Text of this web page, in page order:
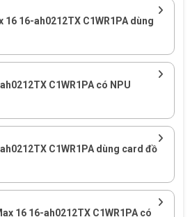
C1WR1PA phù hợp với người
cấp, GPU RTX 5090 24GB và màn
16 16-ah0212TX C1WR1PA dùng
C1WR1PA có NPU
C1WR1PA dùng card đồ
16 16-ah0212TX C1WR1PA có